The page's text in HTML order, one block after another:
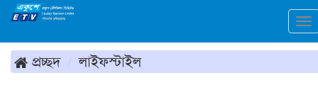
প্রচ্ছদ লাইফস্টাইল